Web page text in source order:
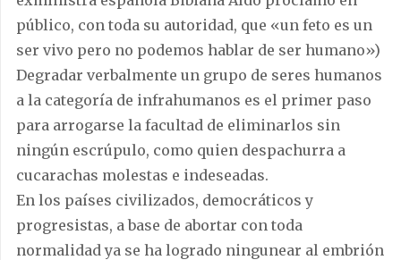
público, con toda su autoridad, que «un feto es un
ser vivo pero no podemos hablar de ser humano»)
Degradar verbalmente un grupo de seres humanos
a la categoría de infrahumanos es el primer paso
para arrogarse la facultad de eliminarlos sin
ningún escrúpulo, como quien despachurra a
cucarachas molestas e indeseadas.
En los países civilizados, democráticos y
progresistas, a base de abortar con toda
normalidad ya se ha logrado ningunear al embrión